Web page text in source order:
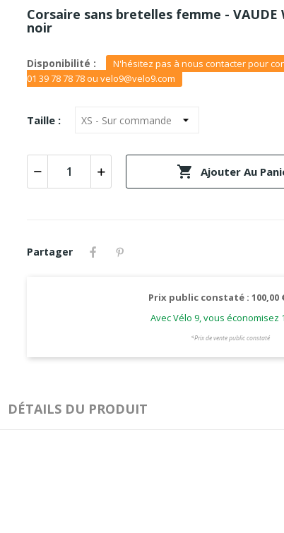
Corsaire sans bretelles femme - VAUDE
noir
Disponibilité :
N'hésitez pas à nous contacter pour
01 39 78 78 78 ou velo9@velo9.com
Taille :
 Ajouter Au
Partager
Prix public constaté : 100,00
Avec Vélo 9, vous économisez
*Prix de vente public constaté
DÉTAILS DU PRODUIT